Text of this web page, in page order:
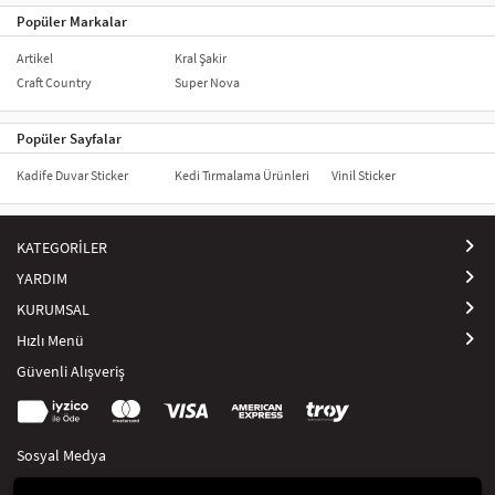
Popüler Markalar
Artikel
Craft Country
Kral Şakir
Super Nova
Popüler Sayfalar
Kadife Duvar Sticker Kedi Tırmalama Ürünleri Vinil Sticker
KATEGORİLER
YARDIM
KURUMSAL
Hızlı Menü
Güvenli Alışveriş
Sosyal Medya